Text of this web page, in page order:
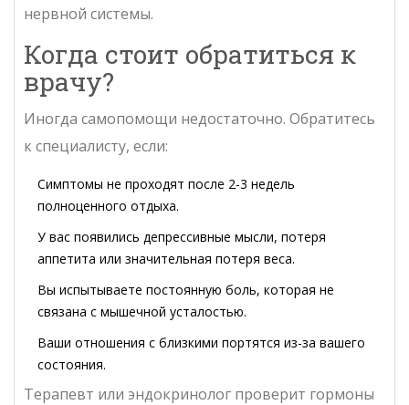
нервной системы.
Когда стоит обратиться к
врачу?
Иногда самопомощи недостаточно. Обратитесь
к специалисту, если:
Симптомы не проходят после 2-3 недель
полноценного отдыха.
У вас появились депрессивные мысли, потеря
аппетита или значительная потеря веса.
Вы испытываете постоянную боль, которая не
связана с мышечной усталостью.
Ваши отношения с близкими портятся из-за вашего
состояния.
Терапевт или эндокринолог проверит гормоны